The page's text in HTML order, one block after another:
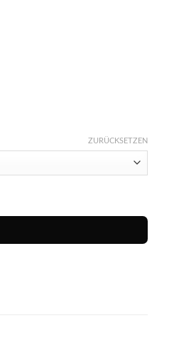
ZURÜCKSETZEN